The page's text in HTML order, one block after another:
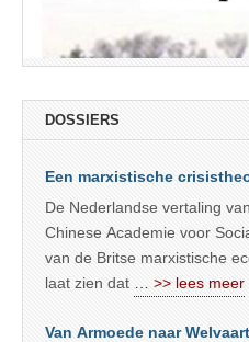
DOSSIERS
Een marxistische
De Nederlandse vertaling
Chinese Academie voor
van de Britse marxistische
laat zien dat
… >> lees meer
Van Armoede naar